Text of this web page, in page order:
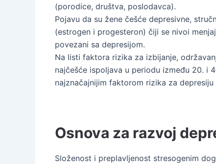
(porodice, društva, poslodavca).
Pojavu da su žene češće depresivne,
(estrogen i progesteron) čiji se nivoi
povezani sa depresijom.
Na listi faktora rizika za izbijanje,
najčešće ispoljava u periodu između 20. i
najznačajnijim faktorom rizika za
Osnova za razvoj
Složenost i preplavljenost stresogenim